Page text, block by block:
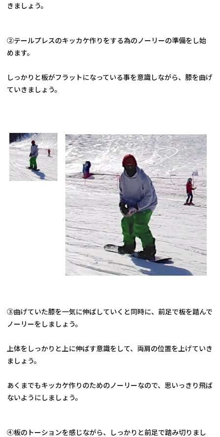
きましょう。
②テールプレスのキッカケ作りをする為のノーリーの準備をし始
めます。
しっかりと板がフラットになっている事を意識しながら、膝を曲げ
ていきましょう。
③曲げていた膝を一気に伸ばしていくと同時に、前足で板を踏んで
ノーリーをしましょう。
上体をしっかりと上に伸ばす意識をして、両肩の位置を上げていき
ましょう。
あくまでもキッカケ作りのためのノーリーなので、思いっきり飛ば
ないようにしましょう。
④板のトーションを感じながら、しっかりと前足で踏み切りまし